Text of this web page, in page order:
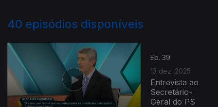
40 episódios disponíveis
Ep. 39
13 dez. 2025
Entrevista ao
Secretário-
Geral do PS